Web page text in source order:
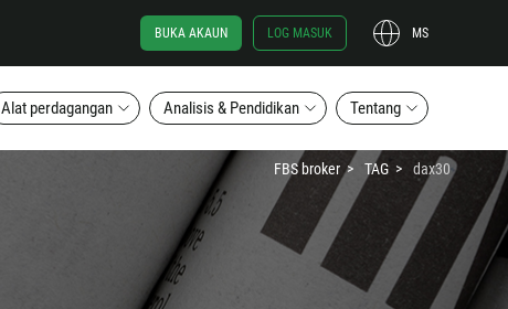
BUKA AKAUN LOG MASUK MS
Alat perdagangan Analisis & Pendidikan Tentang
FBS broker TAG dax30